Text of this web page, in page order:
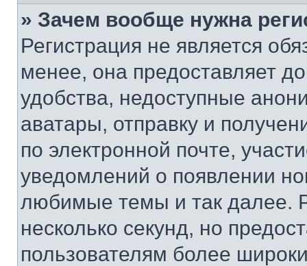
» Зачем вообще нужна
Регистрация не является
менее, она предоставляет
удобства, недоступные
аватары, отправку и
по электронной почте,
уведомлений о появлении
любимые темы и так далее.
несколько секунд, но
пользователям более